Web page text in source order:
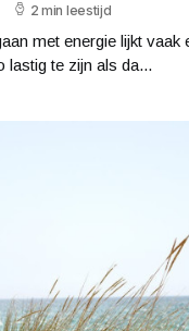
2 min leestijd
met energie lijkt vaak
lastig te zijn als da...